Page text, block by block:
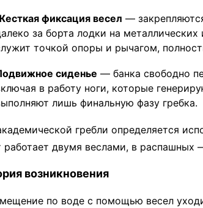
фиксация весел —
за борта лодки на
точкой опоры и рычагом,
сиденье — банка свободно
в работу ноги, которые
лишь финальную фазу гребка.
гребли определяется
работает двумя веслами, в распашных
возникновения
по воде с помощью весел